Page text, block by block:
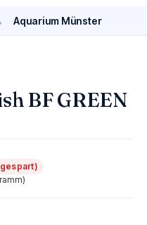
Aquarium Münster
BF GREEN